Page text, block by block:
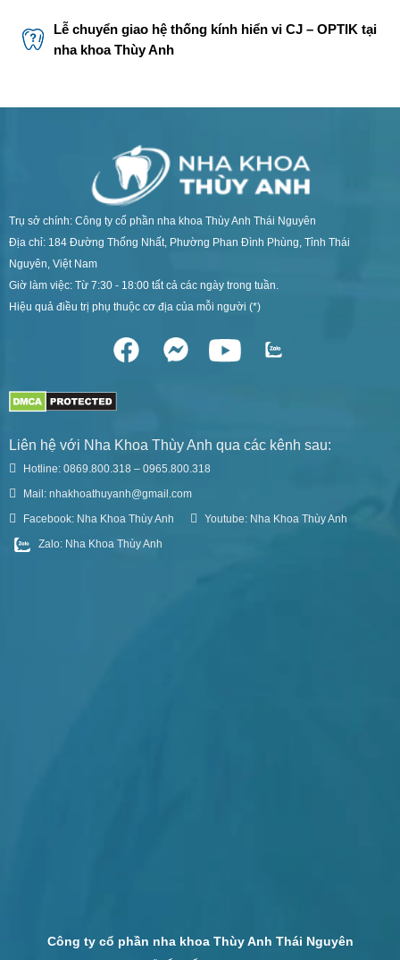
Lễ chuyển giao hệ thống kính hiển vi CJ – OPTIK tại
nha khoa Thùy Anh
Trụ sở chính: Công ty cổ phần nha khoa Thùy Anh Thái Nguyên
Địa chỉ: 184 Đường Thống Nhất, Phường Phan Đình Phùng, Tỉnh Thái
Nguyên, Việt Nam
Giờ làm việc: Từ 7:30 - 18:00 tất cả các ngày trong tuần.
Hiệu quả điều trị phụ thuộc cơ địa của mỗi người (*)
Liên hệ với Nha Khoa Thùy Anh qua các kênh sau:
Hotline: 0869.800.318 – 0965.800.318
Mail: nhakhoathuyanh@gmail.com
Facebook: Nha Khoa Thùy Anh
Youtube: Nha Khoa Thùy Anh
Zalo: Nha Khoa Thùy Anh
Công ty cổ phần nha khoa Thùy Anh Thái Nguyên